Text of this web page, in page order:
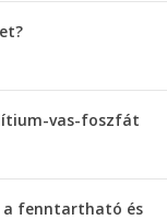
vas-foszfát
a fenntartható és